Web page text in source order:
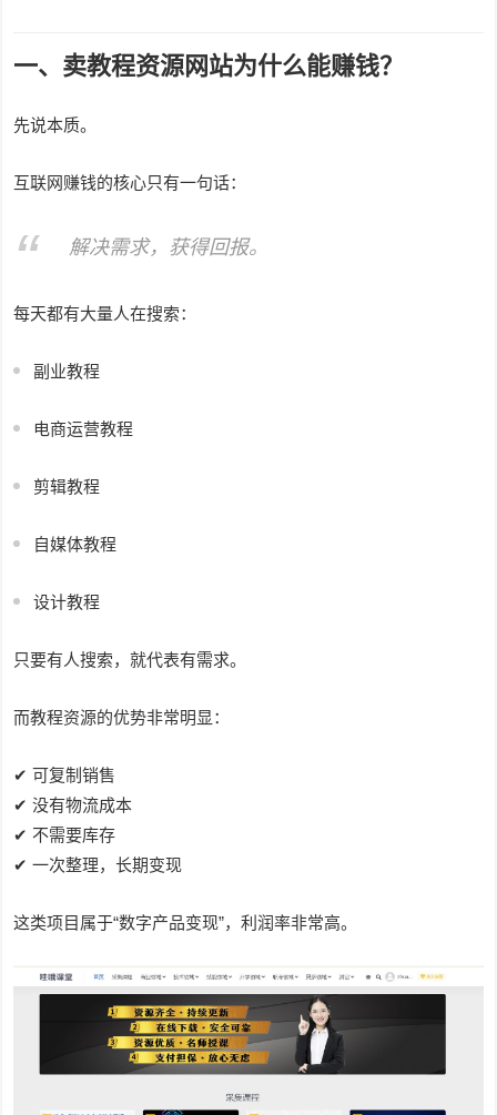
一、卖教程资源网站为什么能赚钱？
先说本质。
互联网赚钱的核心只有一句话：
解决需求，获得回报。
每天都有大量人在搜索：
副业教程
电商运营教程
剪辑教程
自媒体教程
设计教程
只要有人搜索，就代表有需求。
而教程资源的优势非常明显：
✔ 可复制销售
✔ 没有物流成本
✔ 不需要库存
✔ 一次整理，长期变现
这类项目属于“数字产品变现”，利润率非常高。